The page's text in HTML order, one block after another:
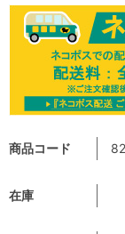
商品コード
在庫